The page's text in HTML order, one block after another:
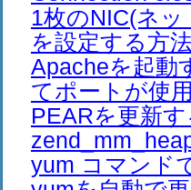
1枚のNIC(ネ
を設定する方
Apacheを起動
てポートが使
PEARを更新
yum コマンド